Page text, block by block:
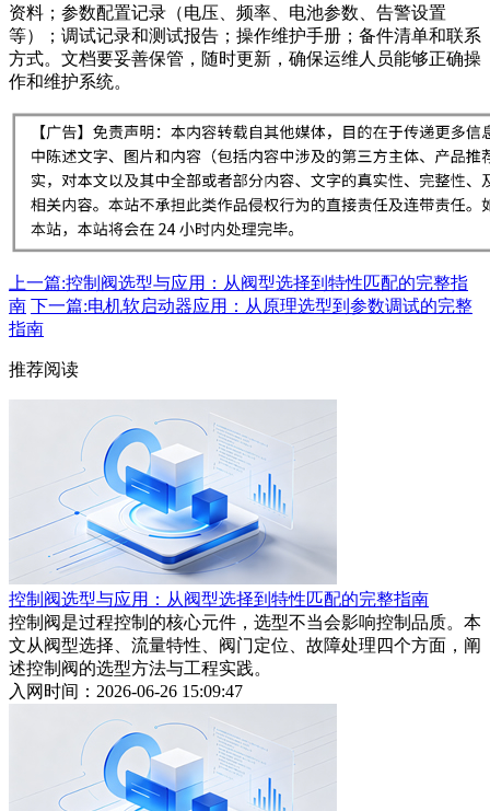
资料；参数配置记录（电压、频率、电池参数、告警设置
等）；调试记录和测试报告；操作维护手册；备件清单和联系
方式。文档要妥善保管，随时更新，确保运维人员能够正确操
作和维护系统。
上一篇:控制阀选型与应用：从阀型选择到特性匹配的完整指
南 下一篇:电机软启动器应用：从原理选型到参数调试的完整
指南
推荐阅读
控制阀选型与应用：从阀型选择到特性匹配的完整指南
控制阀是过程控制的核心元件，选型不当会影响控制品质。本
文从阀型选择、流量特性、阀门定位、故障处理四个方面，阐
述控制阀的选型方法与工程实践。
入网时间：2026-06-26 15:09:47